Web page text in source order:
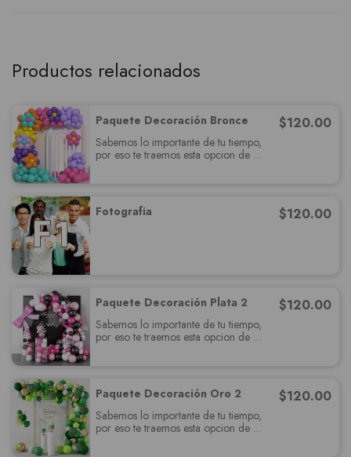
Productos relacionados
Paquete Decoración Bronce $120.00
Sabemos lo importante de tu tiempo,
por eso te traemos esta opcion de
Fotografia
$120.00
Paquete Decoración Plata 2 $120.00
Sabemos lo importante de tu tiempo,
por eso te traemos esta opcion de
Paquete Decoración Oro 2
$120.00
Sabemos lo importante de tu tiempo,
por eso te traemos esta opcion de